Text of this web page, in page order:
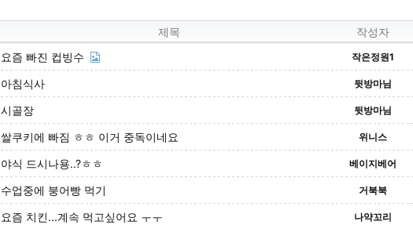
제목 작성자
요즘 빠진 컵빙수 작은정원1
아침식사 뒷방마님
시골장 뒷방마님
쌀쿠키에 빠짐 ㅎㅎ 이거 중독이네요 위니스
야식 드시나용..?ㅎㅎ 베이지베어
수업중에 붕어빵 먹기 거북북
요즘 치킨...계속 먹고싶어요 ㅜㅜ 나약꼬리